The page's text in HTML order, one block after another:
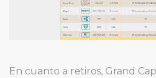
En cuanto a retiros, Grand